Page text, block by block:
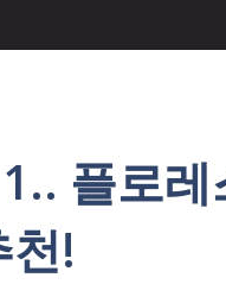
플로레
!